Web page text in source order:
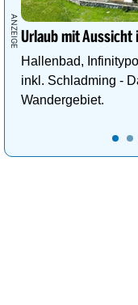
Urlaub mit Aussicht
Hallenbad,
inkl. Schladming -
Wandergebiet.